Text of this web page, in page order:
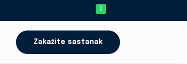
Zakažite sastanak